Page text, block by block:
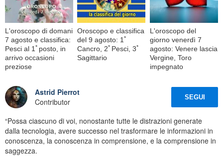
L'oroscopo di domani
7 agosto e classifica:
Pesci al 1ﾟposto, in
arrivo occasioni
preziose
Oroscopo e classifica
del 9 agosto: 1ﾟ
Cancro, 2ﾟPesci, 3ﾟ
Sagittario
L'oroscopo del
giorno venerdì 7
agosto: Venere lascia
Vergine, Toro
impegnato
Astrid Pierrot
Contributor
SEGUI
“Possa ciascuno di voi, nonostante tutte le distrazioni generate
dalla tecnologia, avere successo nel trasformare le informazioni in
conoscenza, la conoscenza in comprensione, e la comprensione in
saggezza.